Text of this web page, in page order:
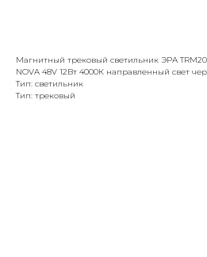
Магнитный трековый светильник ЭРА
NOVA 48V 12Вт 4000К направленный свет
Тип: светильник
Тип: трековый